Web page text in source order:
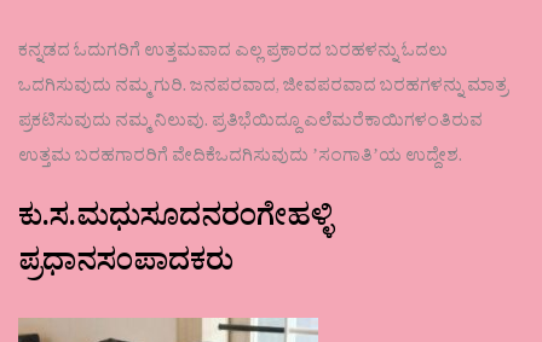
ಕನ್ನಡದ ಓದುಗರಿಗೆ ಉತ್ತಮವಾದ ಎಲ್ಲ ಪ್ರಕಾರದ ಬರಹಳನ್ನು ಓದಲು
ಒದಗಿಸುವುದು ನಮ್ಮ ಗುರಿ. ಜನಪರವಾದ, ಜೀವಪರವಾದ ಬರಹಗಳನ್ನು ಮಾತ್ರ
ಪ್ರಕಟಿಸುವುದು ನಮ್ಮ ನಿಲುವು. ಪ್ರತಿಭೆಯಿದ್ದೂ ಎಲೆಮರೆಕಾಯಿಗಳಂತಿರುವ
ಉತ್ತಮ ಬರಹಗಾರರಿಗೆ ವೇದಿಕೆಒದಗಿಸುವುದು ʼಸಂಗಾತಿʼಯ ಉದ್ದೇಶ.
ಕು.ಸ.ಮಧುಸೂದನರಂಗೇಹಳ್ಳಿ
ಪ್ರಧಾನಸಂಪಾದಕರು